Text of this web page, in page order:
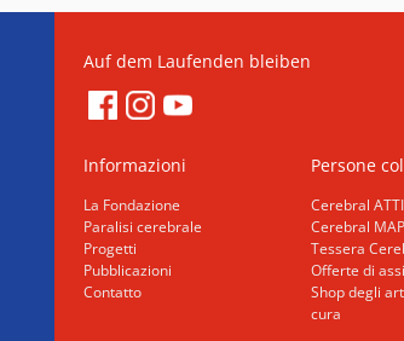
Auf dem Laufenden bleiben
Informazioni
La Fondazione
Paralisi cerebrale
Progetti
Pubblicazioni
Contatto
Persone
Cerebral
Cerebral MAP
Tessera
Offerte di
Shop degli
cura